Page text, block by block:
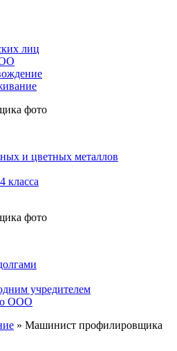
лиц
и цветных металлов
класса
учредителем
ООО
» Машинист профилировщика